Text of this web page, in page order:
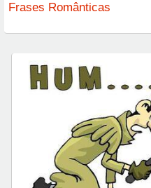
Frases Românticas